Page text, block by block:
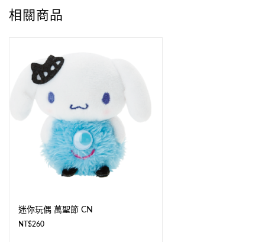
相關商品
迷你玩偶 萬聖節 CN
NT$260